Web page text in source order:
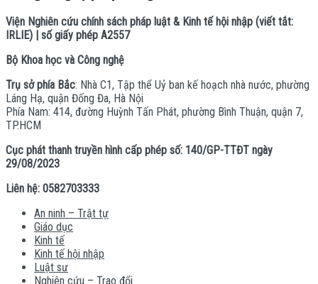
Viện Nghiên cứu chính sách pháp luật & Kinh tế hội nhập (viết tắt:
IRLIE) | số giấy phép A2557
Bộ Khoa học và Công nghệ
Trụ sở phía Bắc: Nhà C1, Tập thể Uỷ ban kế hoạch nhà nước, phường
Láng Hạ, quận Đống Đa, Hà Nội
Phía Nam: 414, đường Huỳnh Tấn Phát, phường Bình Thuận, quận 7,
TP.HCM
Cục phát thanh truyền hình cấp phép số: 140/GP-TTĐT ngày
29/08/2023
Liên hệ: 0582703333
An ninh – Trật tự
Giáo dục
Kinh tế
Kinh tế hội nhập
Luật sư
Nghiên cứu – Trao đổi